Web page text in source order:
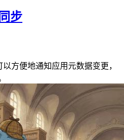
步
方便地通知应用元数据变更，